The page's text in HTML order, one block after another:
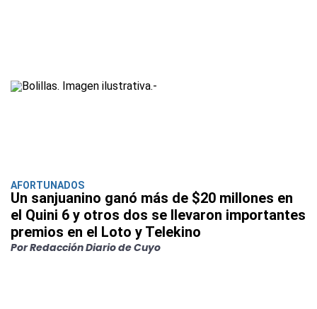
AFORTUNADOS
Un sanjuanino ganó más de $20 millones en
el Quini 6 y otros dos se llevaron importantes
premios en el Loto y Telekino
Por Redacción Diario de Cuyo